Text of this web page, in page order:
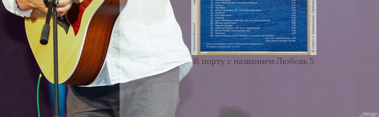
В порту с названием Любовь 5